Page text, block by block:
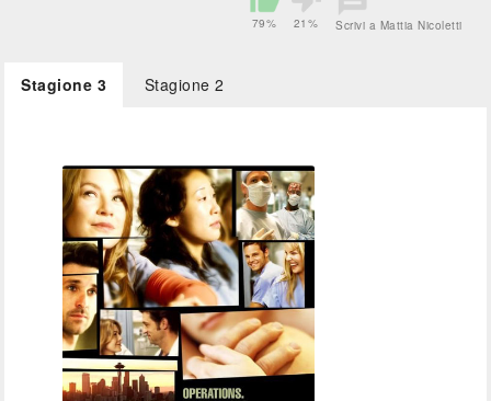
79% 21% Scrivi a Mattia Nicoletti
Stagione 3 Stagione 2